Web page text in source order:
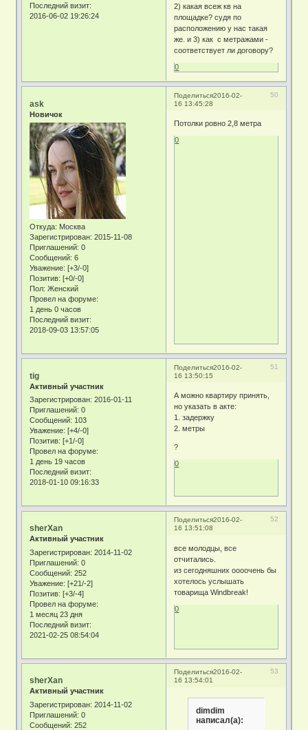
Последний визит:
2016-06-02 19:26:24
2) какая всеж кв на
площадке? судя по
расположению у нас такая
же. и 3) как с метражами -
соответствует ли договору?
0
Поделиться 50
2016-02-
16 13:45:28
ask
Новичок
Откуда: Москва
Зарегистрирован: 2015-11-08
Приглашений: 0
Сообщений: 6
Уважение: [+3/-0]
Позитив: [+0/-0]
Пол: Женский
Провел на форуме:
1 день 0 часов
Последний визит:
2018-09-03 13:57:05
Потолки ровно 2,8 метра
0
Поделиться 51
2016-02-
16 13:50:15
tig
Активный участник
Зарегистрирован: 2016-01-11
Приглашений: 0
Сообщений: 103
Уважение: [+4/-0]
Позитив: [+1/-0]
Провел на форуме:
1 день 19 часов
Последний визит:
2018-01-10 09:16:33
А можно квартиру принять,
но указать в акте:
1. задержку
2. метры
?
0
Поделиться 52
2016-02-
16 13:51:08
sherXan
Активный участник
Зарегистрирован: 2014-11-02
Приглашений: 0
Сообщений: 252
Уважение: [+21/-2]
Позитив: [+3/-4]
Провел на форуме:
1 месяц 23 дня
Последний визит:
2021-02-25 08:54:04
все молодцы, все
отчитались.
из сегодняшних оооочень бы
хотелось услышать
товарища Windbreak!
0
Поделиться 53
2016-02-
16 13:54:01
sherXan
Активный участник
Зарегистрирован: 2014-11-02
Приглашений: 0
Сообщений: 252
dimdim
написал(а):